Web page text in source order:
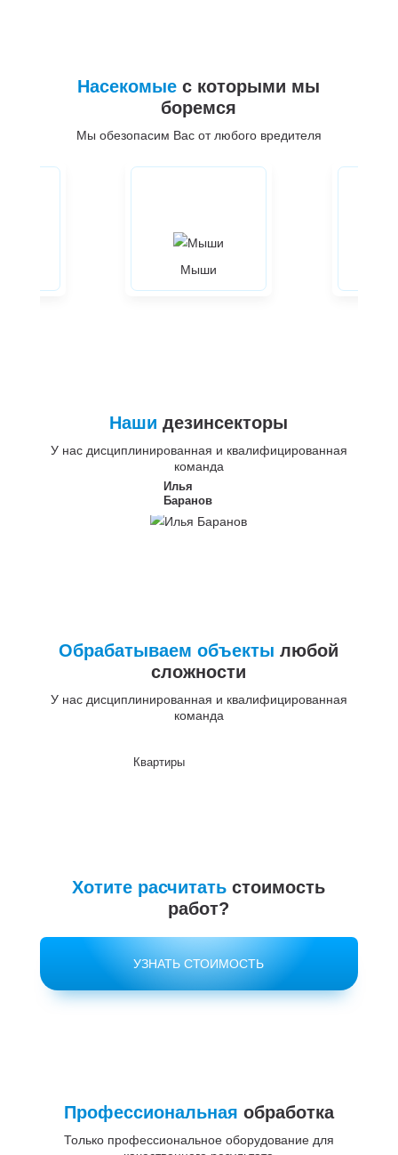
Насекомые с которыми мы
боремся
Мы обезопасим Вас от любого вредителя
Мыши
Наши дезинсекторы
У нас дисциплинированная и квалифицированная
команда
Илья
Баранов
Обрабатываем объекты любой
сложности
У нас дисциплинированная и квалифицированная
команда
Квартиры
Хотите расчитать стоимость
работ?
УЗНАТЬ СТОИМОСТЬ
Профессиональная обработка
Только профессиональное оборудование для